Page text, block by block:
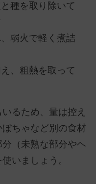
種を取り除いて
弱火で軽く煮詰
、粗熱を取って
るため、量は控え
ちゃなど別の食材
（未熟な部分やヘ
いましょう。